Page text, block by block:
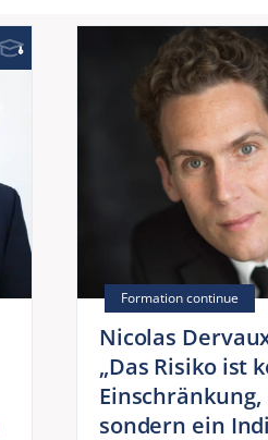
Nicolas
„Das Risiko ist
Einschränkung,
sondern ein